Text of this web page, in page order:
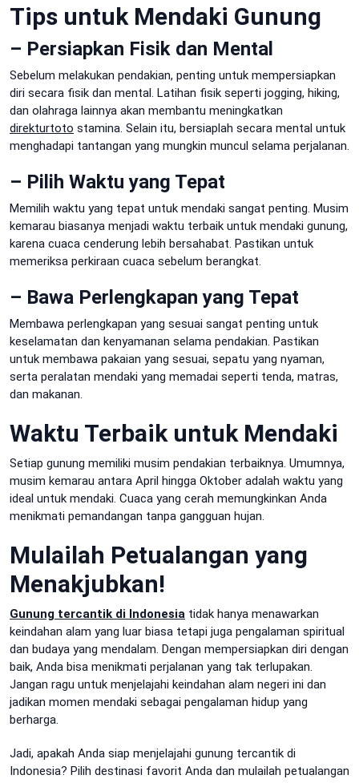
Tips untuk Mendaki Gunung
– Persiapkan Fisik dan Mental
Sebelum melakukan pendakian, penting untuk mempersiapkan
diri secara fisik dan mental. Latihan fisik seperti jogging, hiking,
dan olahraga lainnya akan membantu meningkatkan
direkturtoto stamina. Selain itu, bersiaplah secara mental untuk
menghadapi tantangan yang mungkin muncul selama perjalanan.
– Pilih Waktu yang Tepat
Memilih waktu yang tepat untuk mendaki sangat penting. Musim
kemarau biasanya menjadi waktu terbaik untuk mendaki gunung,
karena cuaca cenderung lebih bersahabat. Pastikan untuk
memeriksa perkiraan cuaca sebelum berangkat.
– Bawa Perlengkapan yang Tepat
Membawa perlengkapan yang sesuai sangat penting untuk
keselamatan dan kenyamanan selama pendakian. Pastikan
untuk membawa pakaian yang sesuai, sepatu yang nyaman,
serta peralatan mendaki yang memadai seperti tenda, matras,
dan makanan.
Waktu Terbaik untuk Mendaki
Setiap gunung memiliki musim pendakian terbaiknya. Umumnya,
musim kemarau antara April hingga Oktober adalah waktu yang
ideal untuk mendaki. Cuaca yang cerah memungkinkan Anda
menikmati pemandangan tanpa gangguan hujan.
Mulailah Petualangan yang
Menakjubkan!
Gunung tercantik di Indonesia tidak hanya menawarkan
keindahan alam yang luar biasa tetapi juga pengalaman spiritual
dan budaya yang mendalam. Dengan mempersiapkan diri dengan
baik, Anda bisa menikmati perjalanan yang tak terlupakan.
Jangan ragu untuk menjelajahi keindahan alam negeri ini dan
jadikan momen mendaki sebagai pengalaman hidup yang
berharga.
Jadi, apakah Anda siap menjelajahi gunung tercantik di
Indonesia? Pilih destinasi favorit Anda dan mulailah petualangan